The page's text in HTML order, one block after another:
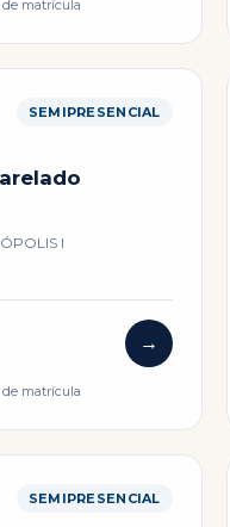
matrícula
SEMIPRESENCIAL
I
→
matrícula
SEMIPRESENCIAL